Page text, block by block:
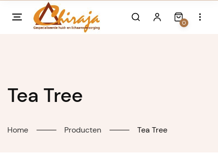
0
Tea Tree
Home Producten Tea Tree